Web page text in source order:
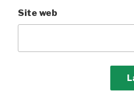
Site web